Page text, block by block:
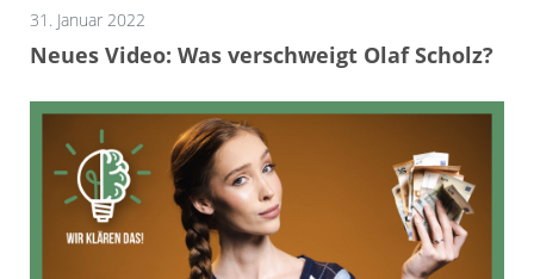
31. Januar 2022
Neues Video: Was verschweigt Olaf Scholz?